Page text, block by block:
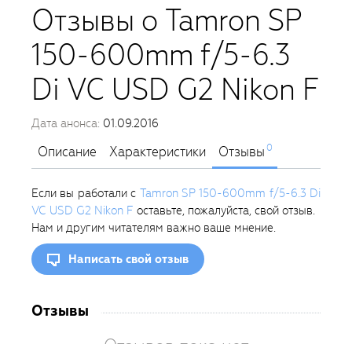
Отзывы о Tamron SP
150-600mm f/5-6.3
Di VC USD G2 Nikon F
Дата анонса: 01.09.2016
Описание Характеристики Отзывы0
Если вы работали с Tamron SP 150-600mm f/5-6.3 Di
VC USD G2 Nikon F оставьте, пожалуйста, свой отзыв.
Нам и другим читателям важно ваше мнение.
Написать свой отзыв
Отзывы